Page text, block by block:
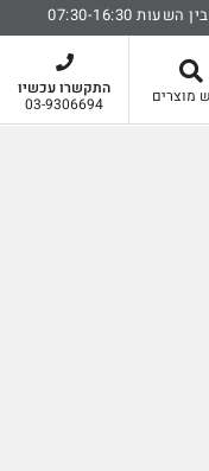
07:30-16:30
מוצרים התקשרו עכשיו
03-9306694